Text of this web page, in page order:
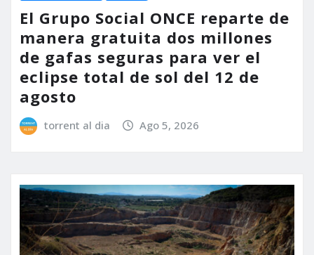
El Grupo Social ONCE reparte de
manera gratuita dos millones
de gafas seguras para ver el
eclipse total de sol del 12 de
agosto
torrent al dia Ago 5, 2026